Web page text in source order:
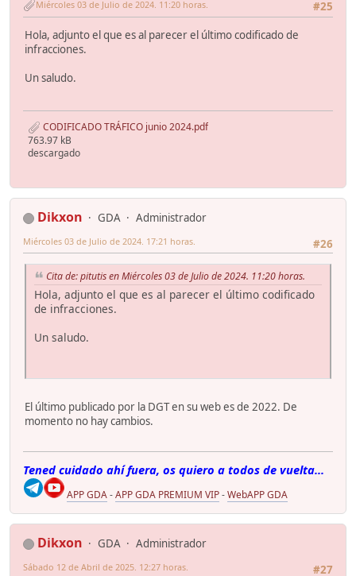
#25
Miércoles 03 de Julio de 2024. 11:20 horas.
Hola, adjunto el que es al parecer el último codificado de
infracciones.
Un saludo.
CODIFICADO TRÁFICO junio 2024.pdf
763.97 kB
descargado
Dikxon GDA
Administrador
#26
Miércoles 03 de Julio de 2024. 17:21 horas.
Cita de: pitutis en Miércoles 03 de Julio de 2024. 11:20 horas.
Hola, adjunto el que es al parecer el último codificado
de infracciones.
Un saludo.
El último publicado por la DGT en su web es de 2022. De
momento no hay cambios.
Tened cuidado ahí fuera, os quiero a todos de vuelta...
APP GDA-APP GDA PREMIUM VIP-WebAPP GDA
Dikxon GDA
Administrador
#27
Sábado 12 de Abril de 2025. 12:27 horas.